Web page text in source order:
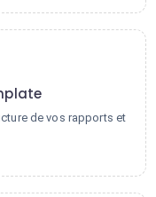
de vos rapports et